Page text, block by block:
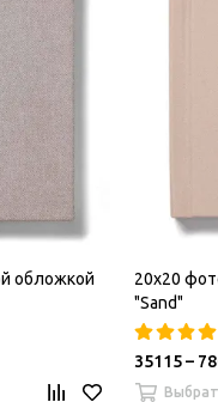
обложкой
20x20
"Sand"
35115 –